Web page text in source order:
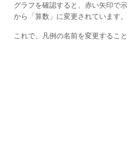
グラフを確認すると、赤い矢印で
から「算数」に変更されています。
これで、凡例の名前を変更するこ